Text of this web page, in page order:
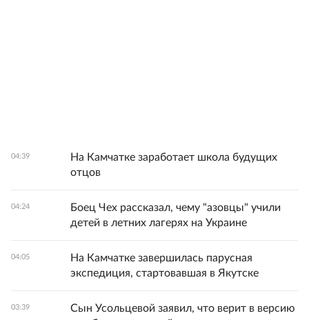
04:39
На Камчатке заработает школа будущих
отцов
04:24
Боец Чех рассказал, чему "азовцы" учили
детей в летних лагерях на Украине
04:05
На Камчатке завершилась парусная
экспедиция, стартовавшая в Якутске
03:39
Сын Усольцевой заявил, что верит в версию